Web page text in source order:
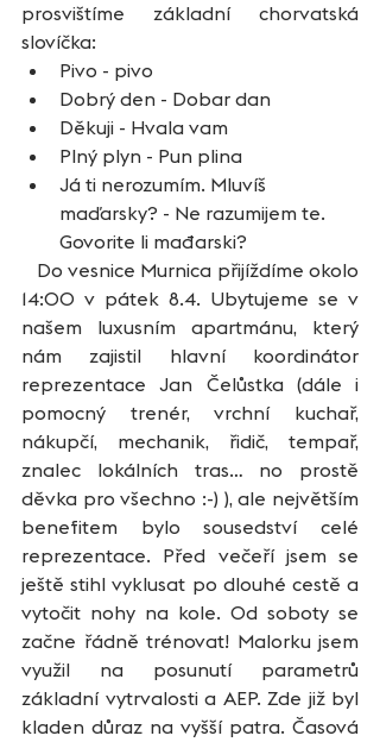
prosvištíme základní chorvatská
slovíčka:
Pivo - pivo
Dobrý den - Dobar dan
Děkuji - Hvala vam
Plný plyn - Pun plina
Já ti nerozumím. Mluvíš
maďarsky? - Ne razumijem te.
Govorite li mađarski?
14:00 v pátek 8.4. Ubytujeme se v
našem luxusním apartmánu, který
nám zajistil hlavní koordinátor
reprezentace Jan Čelůstka (dále i
pomocný trenér, vrchní kuchař,
nákupčí, mechanik, řidič, tempař,
znalec lokálních tras… no prostě
děvka pro všechno :-) ), ale největším
benefitem bylo sousedství celé
reprezentace. Před večeří jsem se
ještě stihl vyklusat po dlouhé cestě a
vytočit nohy na kole. Od soboty se
začne řádně trénovat! Malorku jsem
využil na posunutí parametrů
základní vytrvalosti a AEP. Zde již byl
kladen důraz na vyšší patra. Časová